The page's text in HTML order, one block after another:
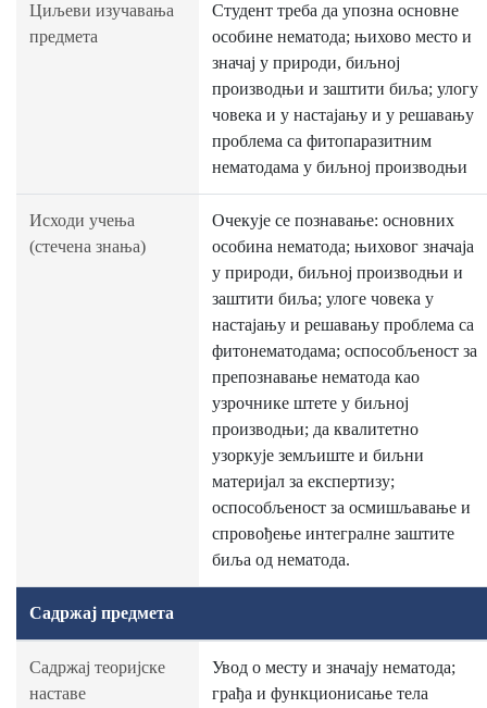
Циљеви изучавања
предмета
Студент треба да упозна основне
особине нематода; њихово место и
значај у природи, биљној
производњи и заштити биља; улогу
човека и у настајању и у решавању
проблема са фитопаразитним
нематодама у биљној производњи
Исходи учења
(стечена знања)
Очекује се познавање: основних
особина нематода; њиховог значаја
у природи, биљној производњи и
заштити биља; улоге човека у
настајању и решавању проблема са
фитонематодама; оспособљеност за
препознавање нематода као
узрочнике штете у биљној
производњи; да квалитетно
узоркује земљиште и биљни
материјал за експертизу;
оспособљеност за осмишљавање и
спровођење интегралне заштите
биља од нематода.
Садржај предмета
Садржај теоријске
наставе
Увод о месту и значају нематода;
грађа и функционисање тела